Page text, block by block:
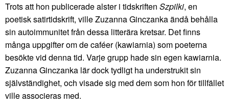
Trots att hon publicerade alster i tidskriften Szpilki, en
poetisk satirtidskrift, ville Zuzanna Ginczanka ändå behålla
sin autoimmunitet från dessa litterära kretsar. Det finns
många uppgifter om de caféer (kawiarnia) som poeterna
besökte vid denna tid. Varje grupp hade sin egen kawiarnia.
Zuzanna Ginczanka lär dock tydligt ha understrukit sin
självständighet, och visade sig med dem som hon för tillfället
ville associeras med.